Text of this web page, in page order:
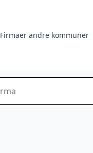
Firmaer andre kommuner